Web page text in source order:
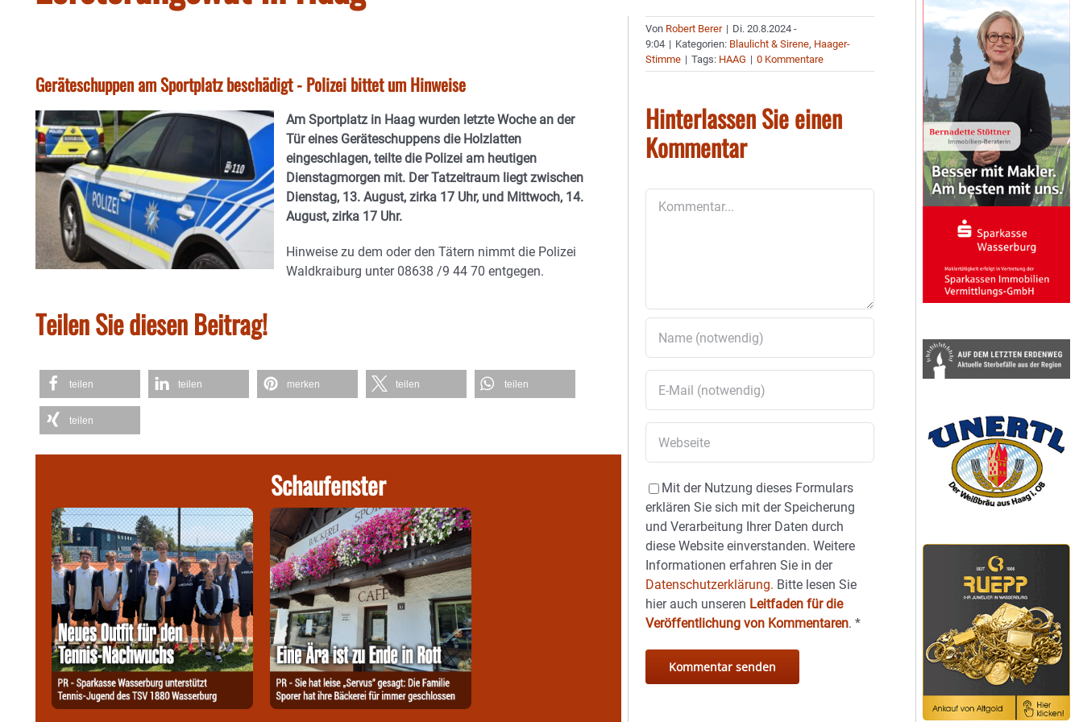
Geräteschuppen am Sportplatz beschädigt - Polizei bittet um Hinweise
Am Sportplatz in Haag wurden letzte Woche an der
Tür eines Geräteschuppens die Holzlatten
eingeschlagen, teilte die Polizei am heutigen
Dienstagmorgen mit. Der Tatzeitraum liegt zwischen
Dienstag, 13. August, zirka 17 Uhr, und Mittwoch, 14.
August, zirka 17 Uhr.
Hinweise zu dem oder den Tätern nimmt die Polizei
Waldkraiburg unter 08638 /9 44 70 entgegen.
Teilen Sie diesen Beitrag!
teilen teilen merken teilen teilen
teilen
Schaufenster
Von Robert Berer | Di. 20.8.2024 -
9:04 | Kategorien: Blaulicht & Sirene, Haager-
Stimme | Tags: HAAG | 0 Kommentare
Hinterlassen Sie einen
Kommentar
Mit der Nutzung dieses Formulars
erklären Sie sich mit der Speicherung
und Verarbeitung Ihrer Daten durch
diese Website einverstanden. Weitere
Informationen erfahren Sie in der
Datenschutzerklärung. Bitte lesen Sie
hier auch unseren Leitfaden für die
Veröffentlichung von Kommentaren.*